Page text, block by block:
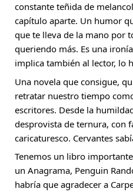
constante teñida de
capítulo aparte. Un humor
que te lleva de la mano por
queriendo más. Es una
implica también al lector, lo
Una novela que consigue,
retratar nuestro tiempo
escritores. Desde la
desprovista de ternura, con
caricaturesco. Cervantes
Tenemos un libro
un Anagrama, Penguin
habría que agradecer a